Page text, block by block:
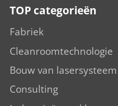
TOP categorieën
Fabriek
Cleanroomtechnologie
Bouw van lasersysteem
Consulting